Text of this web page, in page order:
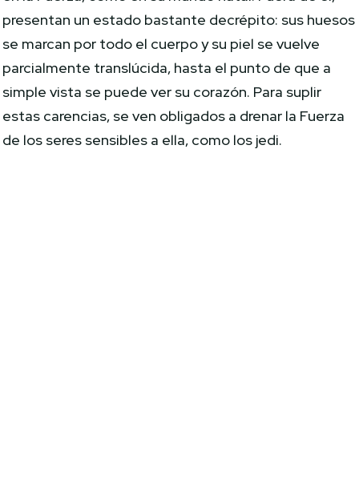
presentan un estado bastante decrépito: sus huesos
se marcan por todo el cuerpo y su piel se vuelve
parcialmente translúcida, hasta el punto de que a
simple vista se puede ver su corazón. Para suplir
estas carencias, se ven obligados a drenar la Fuerza
de los seres sensibles a ella, como los jedi.